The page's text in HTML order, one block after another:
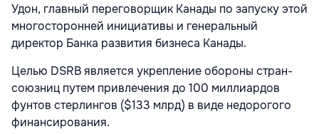
Удон, главный переговорщик Канады по запуску этой
многосторонней инициативы и генеральный
директор Банка развития бизнеса Канады.
Целью DSRB является укрепление обороны стран-
союзниц путем привлечения до 100 миллиардов
фунтов стерлингов ($133 млрд) в виде недорогого
финансирования.